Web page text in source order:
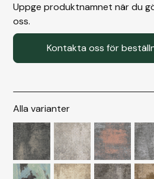
Uppge produktnamnet när du
oss.
Kontakta oss för
Alla varianter